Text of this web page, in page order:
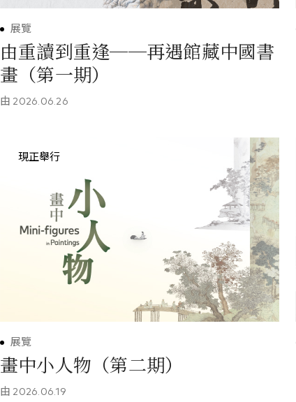
展覽
由重讀到重逢──再遇館藏中國書
畫（第一期）
由 2026.06.26
現正舉行
展覽
畫中小人物（第二期）
由 2026.06.19